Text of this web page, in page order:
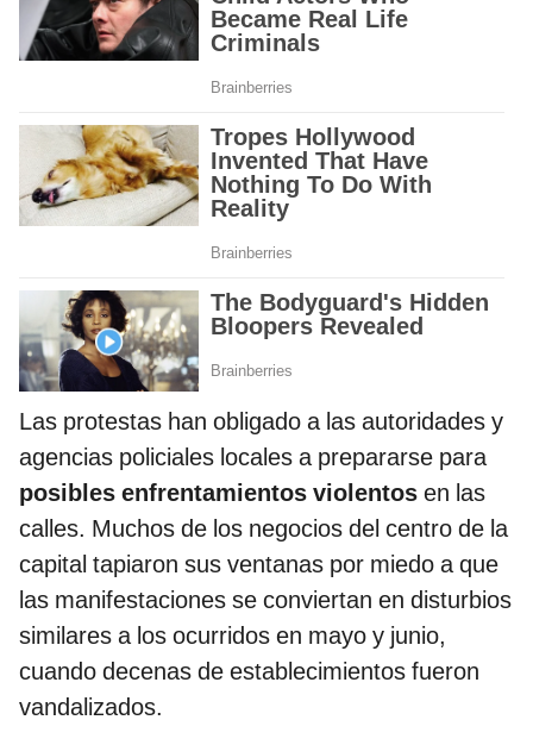
Las protestas han obligado a las autoridades y
agencias policiales locales a prepararse para
posibles enfrentamientos violentos en las
calles. Muchos de los negocios del centro de la
capital tapiaron sus ventanas por miedo a que
las manifestaciones se conviertan en disturbios
similares a los ocurridos en mayo y junio,
cuando decenas de establecimientos fueron
vandalizados.